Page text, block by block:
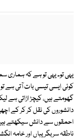
یہی تو۔ یہی تو ہے کہ
کوئی ایسی تیسی بات آتی ہے
گھومتے ہیں، کیچڑ اڑاتی ہے
دانشوروں کی نقل کر کر کے
احمقوں سے دانش سیکھتے ہیں
ناطقہ سربگریباں اور خامہ